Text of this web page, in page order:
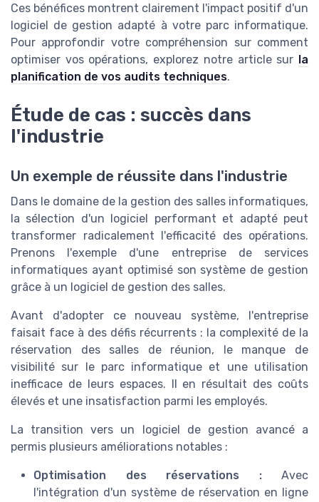
Ces bénéfices montrent clairement l'impact positif d'un
logiciel de gestion adapté à votre parc informatique.
Pour approfondir votre compréhension sur comment
optimiser vos opérations, explorez notre article sur la
planification de vos audits techniques.
Étude de cas : succès dans
l'industrie
Un exemple de réussite dans l'industrie
Dans le domaine de la gestion des salles informatiques,
la sélection d'un logiciel performant et adapté peut
transformer radicalement l'efficacité des opérations.
Prenons l'exemple d'une entreprise de services
informatiques ayant optimisé son système de gestion
grâce à un logiciel de gestion des salles.
Avant d'adopter ce nouveau système, l'entreprise
faisait face à des défis récurrents : la complexité de la
réservation des salles de réunion, le manque de
visibilité sur le parc informatique et une utilisation
inefficace de leurs espaces. Il en résultait des coûts
élevés et une insatisfaction parmi les employés.
La transition vers un logiciel de gestion avancé a
permis plusieurs améliorations notables :
Optimisation des réservations : Avec
l'intégration d'un système de réservation en ligne